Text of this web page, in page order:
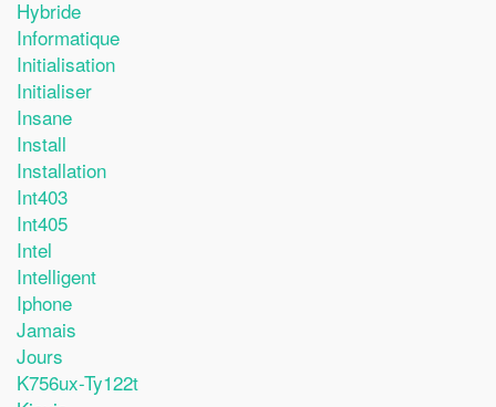
Hybride
Informatique
Initialisation
Initialiser
Insane
Install
Installation
Int403
Int405
Intel
Intelligent
Iphone
Jamais
Jours
K756ux-Ty122t